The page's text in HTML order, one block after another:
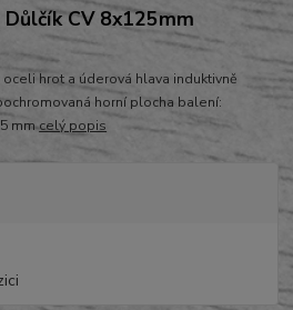
CV 8x125mm
hrot a úderová hlava induktivně
horní plocha balení:
mmcelý popis